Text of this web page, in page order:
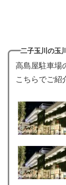
二子玉川の玉
高島屋駐車場
こちらでご紹